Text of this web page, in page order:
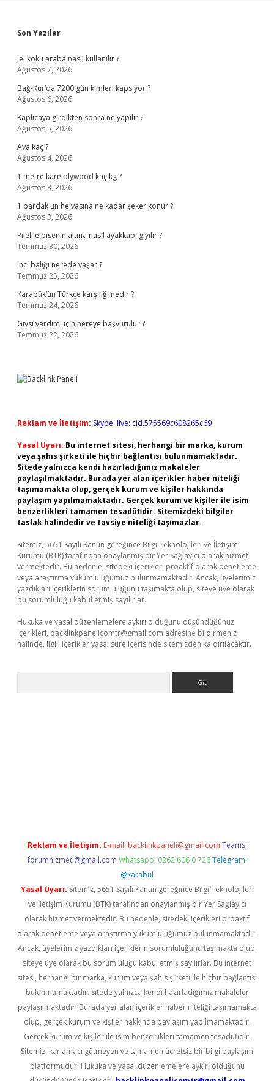
Sidebar
Son Yazılar
Jel koku araba nasıl kullanılır ?
Ağustos 7, 2026
Bağ-Kur’da 7200 gün kimleri kapsıyor ?
Ağustos 6, 2026
Kaplicaya girdikten sonra ne yapılır ?
Ağustos 5, 2026
Ava kaç ?
Ağustos 4, 2026
1 metre kare plywood kaç kg ?
Ağustos 3, 2026
1 bardak un helvasına ne kadar şeker konur ?
Ağustos 3, 2026
Pileli elbisenin altına nasıl ayakkabı giyilir ?
Temmuz 30, 2026
Inci balığı nerede yaşar ?
Temmuz 25, 2026
Karabük’ün Türkçe karşılığı nedir ?
Temmuz 24, 2026
Giysi yardımı için nereye başvurulur ?
Temmuz 22, 2026
Reklam ve İletişim: Skype: live:.cid.575569c608265c69
Yasal Uyarı: Bu internet sitesi, herhangi bir marka, kurum
veya şahıs şirketi ile hiçbir bağlantısı bulunmamaktadır.
Sitede yalnızca kendi hazırladığımız makaleler
paylaşılmaktadır. Burada yer alan içerikler haber niteliği
taşımamakta olup, gerçek kurum ve kişiler hakkında
paylaşım yapılmamaktadır. Gerçek kurum ve kişiler ile isim
benzerlikleri tamamen tesadüfidir. Sitemizdeki bilgiler
taslak halindedir ve tavsiye niteliği taşımazlar.
Sitemiz, 5651 Sayılı Kanun gereğince Bilgi Teknolojileri ve İletişim
Kurumu (BTK) tarafından onaylanmış bir Yer Sağlayıcı olarak hizmet
vermektedir. Bu nedenle, sitedeki içerikleri proaktif olarak denetleme
veya araştırma yükümlülüğümüz bulunmamaktadır. Ancak, üyelerimiz
yazdıkları içeriklerin sorumluluğunu taşımakta olup, siteye üye olarak
bu sorumluluğu kabul etmiş sayılırlar.
Hukuka ve yasal düzenlemelere aykırı olduğunu düşündüğünüz
içerikleri, backlinkpanelicomtr@gmail.com adresine bildirmeniz
halinde, ilgili içerikler yasal süre içerisinde sitemizden kaldırılacaktır.
Reklam ve İletişim: E-mail: backlinkpaneli@gmail.com Teams:
forumhizmeti@gmail.com Whatsapp: 0262 606 0 726 Telegram:
@karabul
Yasal Uyarı: Sitemiz, 5651 Sayılı Kanun gereğince Bilgi Teknolojileri
ve İletişim Kurumu (BTK) tarafından onaylanmış bir Yer Sağlayıcı
olarak hizmet vermektedir. Bu nedenle, sitedeki içerikleri proaktif
olarak denetleme veya araştırma yükümlülüğümüz bulunmamaktadır.
Ancak, üyelerimiz yazdıkları içeriklerin sorumluluğunu taşımakta olup,
siteye üye olarak bu sorumluluğu kabul etmiş sayılırlar. Bu internet
sitesi, herhangi bir marka, kurum veya şahıs şirketi ile hiçbir bağlantısı
bulunmamaktadır. Sitede yalnızca kendi hazırladığımız makaleler
paylaşılmaktadır. Burada yer alan içerikler haber niteliği taşımamakta
olup, gerçek kurum ve kişiler hakkında paylaşım yapılmamaktadır.
Gerçek kurum ve kişiler ile isim benzerlikleri tamamen tesadüfidir.
Sitemiz, kar amacı gütmeyen ve tamamen ücretsiz bir bilgi paylaşım
platformudur. Hukuka ve yasal düzenlemelere aykırı olduğunu